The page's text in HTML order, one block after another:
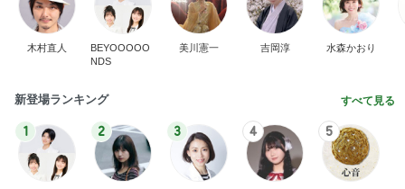
木村直人
BEYOOOOO
NDS
美川憲一 吉岡淳 水森かおり
新登場ランキング すべて見る
1 2 3 4 5